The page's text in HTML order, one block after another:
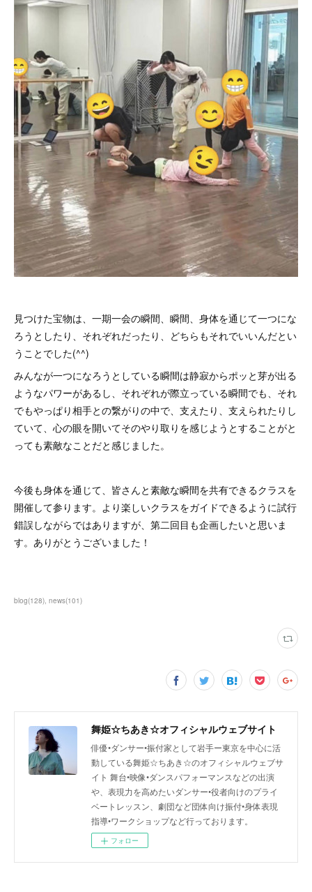
見つけた宝物は、一期一会の瞬間、瞬間、身体を通じて一つにな
ろうとしたり、それぞれだったり、どちらもそれでいいんだとい
うことでした(^^)
みんなが一つになろうとしている瞬間は静寂からポッと芽が出る
ようなパワーがあるし、それぞれが際立っている瞬間でも、それ
でもやっぱり相手との繋がりの中で、支えたり、支えられたりし
ていて、心の眼を開いてそのやり取りを感じようとすることがと
っても素敵なことだと感じました。
今後も身体を通じて、皆さんと素敵な瞬間を共有できるクラスを
開催して参ります。より楽しいクラスをガイドできるように試行
錯誤しながらではありますが、第二回目も企画したいと思いま
す。ありがとうございました！
blog(128) news(101)
舞姫☆ちあき☆オフィシャルウェブサイト
俳優•ダンサー•振付家として岩手ー東京を中心に活
動している舞姫☆ちあき☆のオフィシャルウェブサ
イト 舞台•映像•ダンスパフォーマンスなどの出演
や、表現力を高めたいダンサー•役者向けのプライ
ベートレッスン、劇団など団体向け振付•身体表現
指導•ワークショップなど行っております。
フォロー